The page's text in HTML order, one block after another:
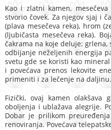
Kao i zlatni kamen,
stvorio čovek. Za njegov sjaj i
(plava mesečeva reka), hrom
(ljubičasta mesečeva reka).
čakrama na koje deluje:
odbijanje neželjenih energija
svetu gde se koristi kao
i povećava prenos lekovite
primeniti i za lečenje na daljinu.
Fizički, ovaj kamen olakšava
oboljenja i ublažava alegrije.
Dobar je prilikom
renoviranja. Povećava